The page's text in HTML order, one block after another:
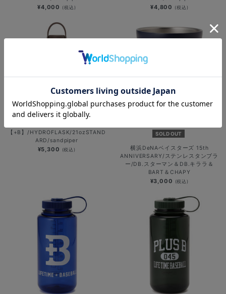
¥4,000 (税込) ¥4,800 (税込)
【+B】/HYDROFLASK/21ozSTAND
ARD/sandpiper
¥5,300 (税込)
SOLD OUT
横浜DeNAベイスターズ 15th
ANNIVERSARY/ステンレスタンブラ
ー/DB.スターマン＆DB.キララ＆
BART＆CHAPY
¥3,000 (税込)